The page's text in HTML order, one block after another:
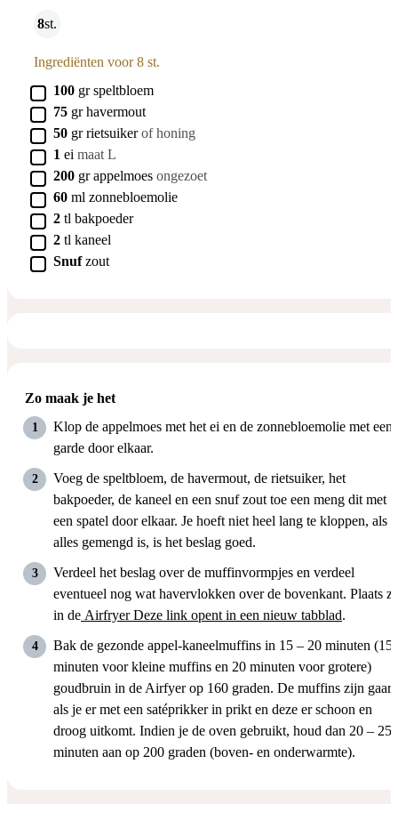
8 st.
Ingrediënten voor 8 st.
▢
100 gr speltbloem
▢
75 gr havermout
▢
50 grrietsuiker of honing
▢
1 ei maat L
▢
200 gr appelmoes ongezoet
▢
60 ml zonnebloemolie
▢
2 tl bakpoeder
▢
2 tl kaneel
▢
Snuf zout
Zo maak je het
Klop de appelmoes met het ei en de zonnebloemolie met een
garde door elkaar.
Voeg de speltbloem, de havermout, de rietsuiker, het
bakpoeder, de kaneel en een snuf zout toe een meng dit met
een spatel door elkaar. Je hoeft niet heel lang te kloppen, als
alles gemengd is, is het beslag goed.
Verdeel het beslag over de muffinvormpjes en verdeel
eventueel nog wat havervlokken over de bovenkant. Plaats ze
in de AirfryerDeze link opent in een nieuw tabblad.
Bak de gezonde appel-kaneelmuffins in 15 – 20 minuten (15
minuten voor kleine muffins en 20 minuten voor grotere)
goudbruin in de Airfyer op 160 graden. De muffins zijn gaar
als je er met een satéprikker in prikt en deze er schoon en
droog uitkomt. Indien je de oven gebruikt, houd dan 20 – 25
minuten aan op 200 graden (boven- en onderwarmte).